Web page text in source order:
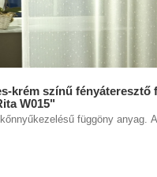
krém színű fényáteresztő
W015"
függöny anyag.